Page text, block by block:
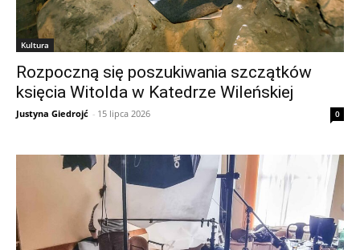
Kultura
Rozpoczną się poszukiwania szczątków
księcia Witolda w Katedrze Wileńskiej
Justyna Giedrojć - 15 lipca 2026 0